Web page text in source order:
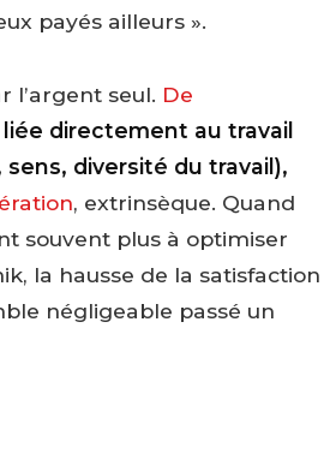
payés ailleurs ».
l’argent seul. De
directement au travail
diversité du travail),
, extrinsèque. Quand
souvent plus à optimiser
la hausse de la satisfaction
négligeable passé un